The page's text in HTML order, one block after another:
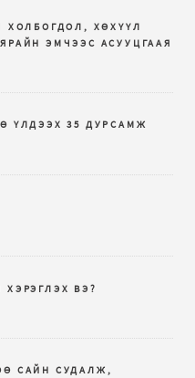
ХОЛБОГДОЛ, ХӨХҮҮЛ
ЭМЧЭЭС АСУУЦГААЯ
ҮЛДЭЭХ 35 ДУРСАМЖ
ВЭ?
САЙН СУДАЛЖ,